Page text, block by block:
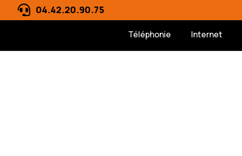
04.42.20.90.75
Téléphonie Internet